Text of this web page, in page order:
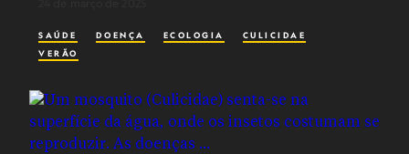
SAÚDE DOENÇA ECOLOGIA
CULICIDAE
VERÃO